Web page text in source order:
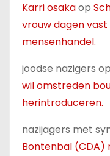
Karri osakaop
vrouw dagen
mensenhandel.
joodse nazigers
wil omstreden
herintroduceren.
nazijagers met
Bontenbal (CDA)